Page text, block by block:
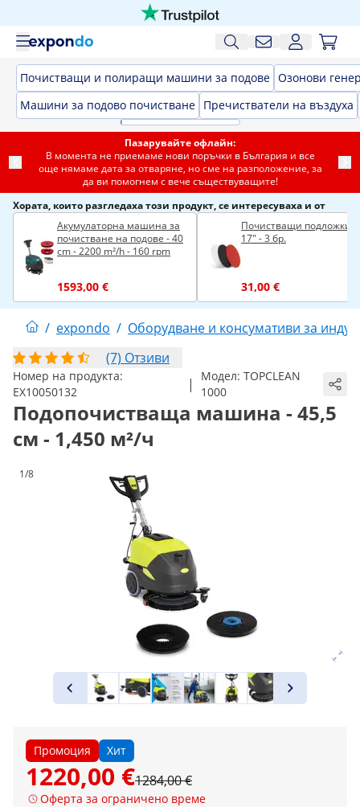
Почистващи и полиращи машини за подове Озонови
Машини за подово почистване Пречистватели на въздуха
Пазарувайте офлайн:
В момента не приемаме нови поръчки в България и все
още нямаме дата за отваряне, но сме на разположение, за
да ви помогнем с вече съществуващите!
Хората, които разгледаха този продукт, се интересуваха и от
Акумулаторна машина за
почистване на подове - 40
cm - 2200 m²/h - 160 rpm
1593,00 €
Почистващи подложки -
17" - 3 бр.
31,00 €
/ expondo / Оборудване и консумативи за
(7) Отзиви
Номер на продукта:
EX10050132
| Модел:TOPCLEAN
1000
Подопочистваща машина - 45,5
см - 1,450 м²/ч
1/8
Промоция Хит
1220,00 €1284,00 €
Оферта за ограничено време